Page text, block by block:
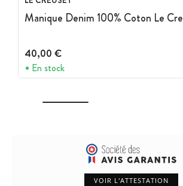
Manique Denim 100% Coton Le
40,00 €
En stock
VOIR L'ATTESTATION